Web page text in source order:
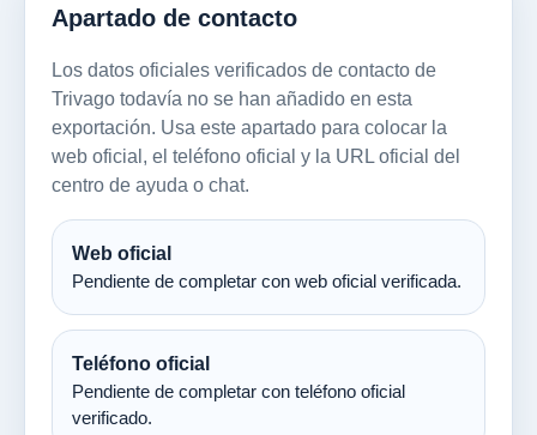
Apartado de contacto
Los datos oficiales verificados de contacto de
Trivago todavía no se han añadido en esta
exportación. Usa este apartado para colocar la
web oficial, el teléfono oficial y la URL oficial del
centro de ayuda o chat.
Web oficial
Pendiente de completar con web oficial verificada.
Teléfono oficial
Pendiente de completar con teléfono oficial
verificado.